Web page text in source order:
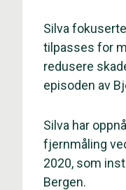
Silva
tilpasses for
redusere
episoden av
Silva har
fjernmåling
2020, som
Bergen.